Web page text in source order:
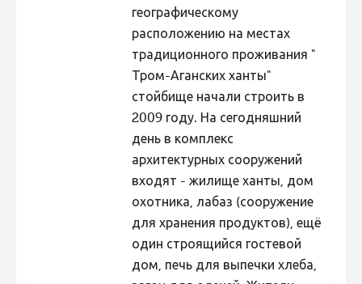
Hiite kuvavõistlus 2020 lisa
Liikuvad kuvad 2020
Hiite kuvavõistlus 2019
Hiite kuvavõistlus 2018
Hiite kuvavõistlus 2017
Hiite kuvavõistlus 2015
Hiite kuvavõistlus 2014
Hiite kuvavõistlus 2012
географическому
расположению на местах
традиционного проживания "
Тром-Аганских ханты"
стойбище начали строить в
2009 году. На сегодняшний
день в комплекс
архитектурных сооружений
входят - жилище ханты, дом
охотника, лабаз (сооружение
для хранения продуктов), ещё
один строящийся гостевой
дом, печь для выпечки хлеба,